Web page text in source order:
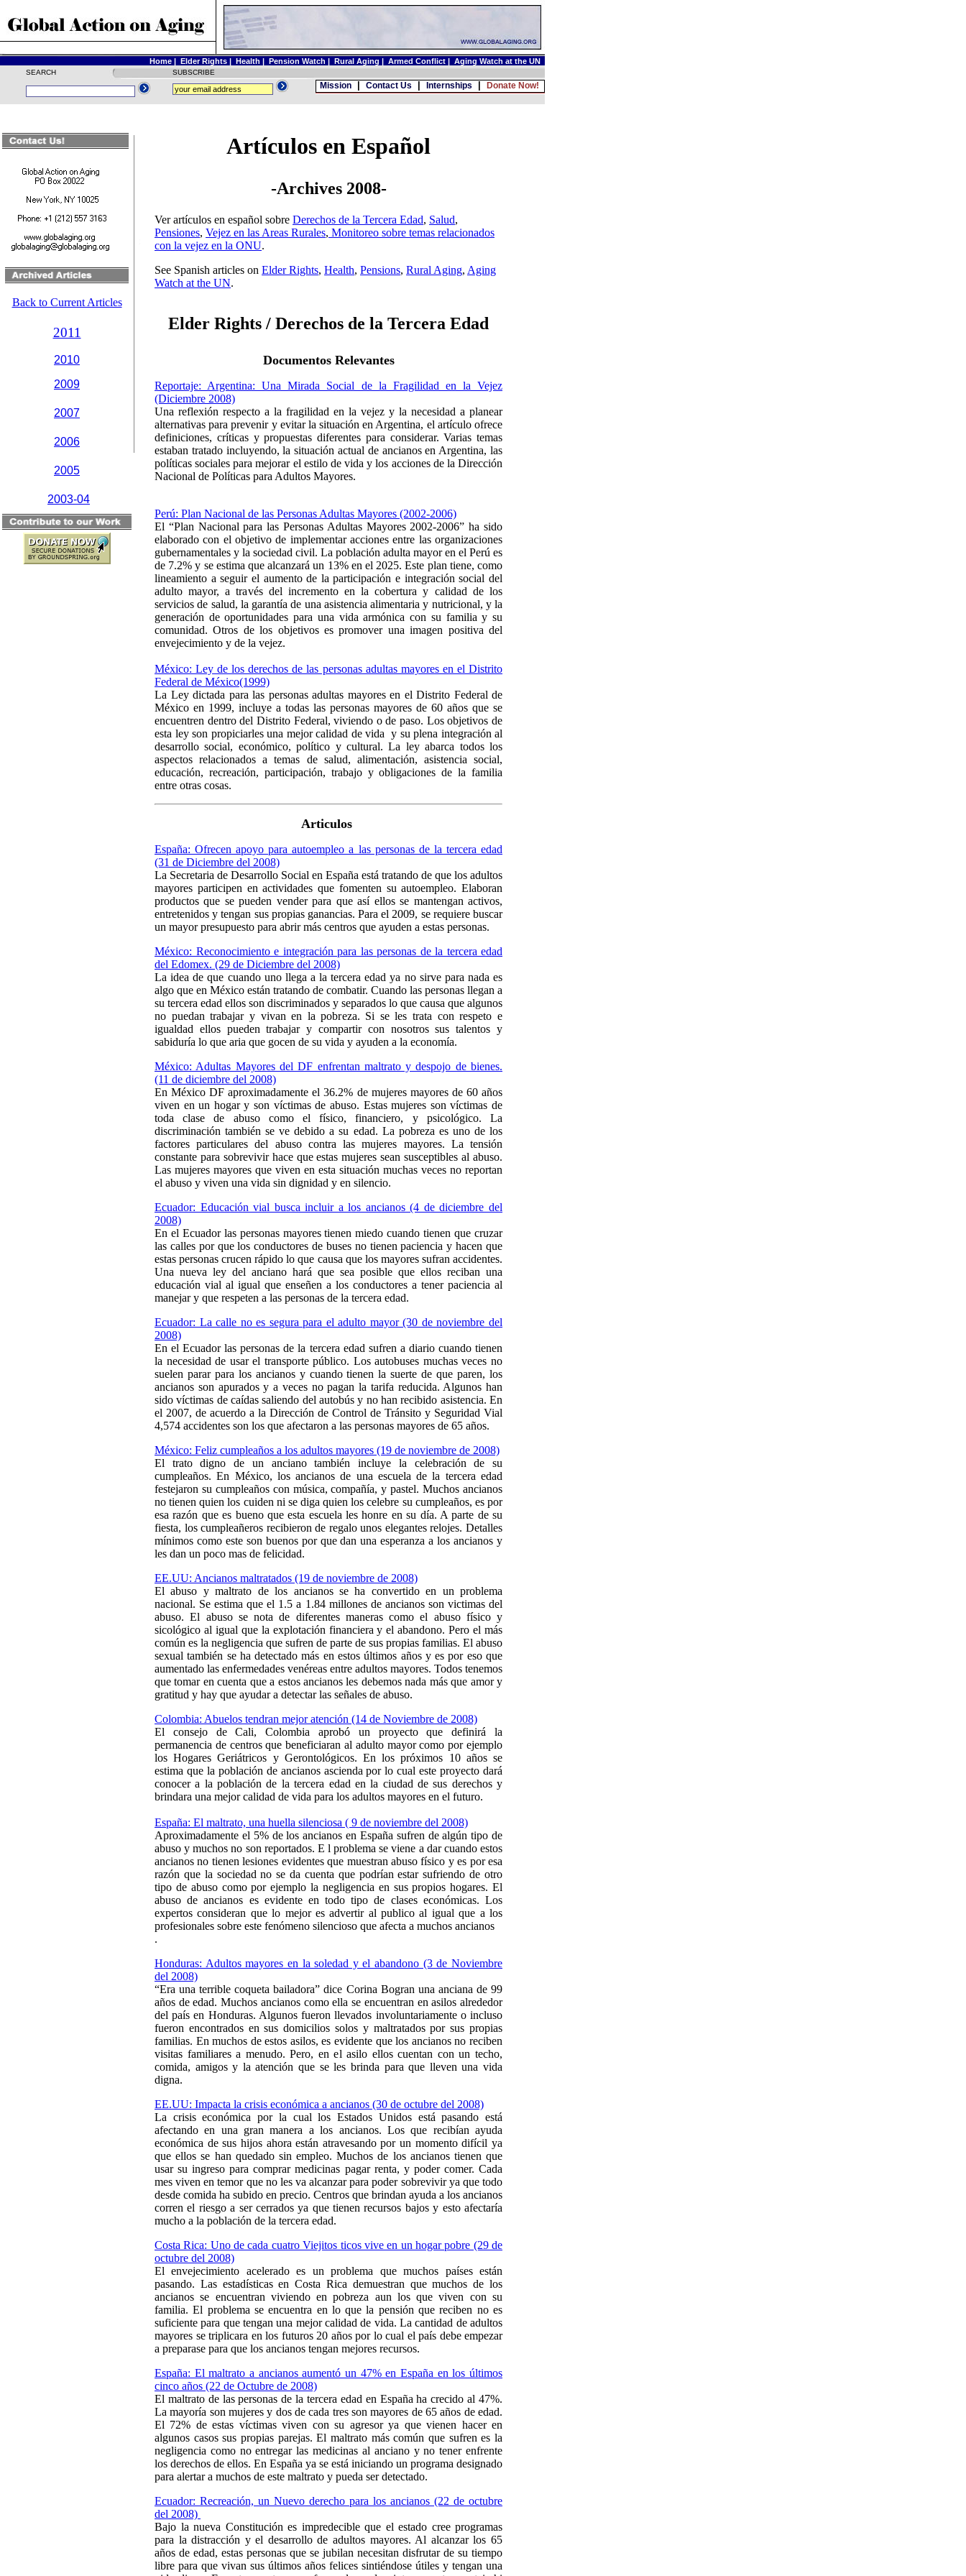
Home | Elder Rights | Health | Pension Watch | Rural Aging | Armed Conflict | Aging Watch at the UN
SEARCH SUBSCRIBE
Mission Contact Us Internships Donate Now!
Back to Current Articles
2011
2010
2009
2007
2006
2005
2003-04
Artículos en Español
-Archives 2008-
Ver artículos en español sobre Derechos de la Tercera Edad, Salud,
Pensiones, Vejez en las Areas Rurales, Monitoreo sobre temas relacionados
con la vejez en la ONU.
See Spanish articles on Elder Rights, Health, Pensions, Rural Aging, Aging
Watch at the UN.
Elder Rights / Derechos de la Tercera Edad
Documentos Relevantes
Reportaje: Argentina: Una Mirada Social de la Fragilidad en la Vejez
(Diciembre 2008)
Una reflexión respecto a la fragilidad en la vejez y la necesidad a planear
alternativas para prevenir y evitar la situación en Argentina, el artículo ofrece
definiciones, críticas y propuestas diferentes para considerar. Varias temas
estaban tratado incluyendo, la situación actual de ancianos en Argentina, las
políticas sociales para mejorar el estilo de vida y los acciones de la Dirección
Nacional de Políticas para Adultos Mayores.
Perú: Plan Nacional de las Personas Adultas Mayores (2002-2006)
El “Plan Nacional para las Personas Adultas Mayores 2002-2006” ha sido
elaborado con el objetivo de implementar acciones entre las organizaciones
gubernamentales y la sociedad civil. La población adulta mayor en el Perú es
de 7.2% y se estima que alcanzará un 13% en el 2025. Este plan tiene, como
lineamiento a seguir el aumento de la participación e integración social del
adulto mayor, a través del incremento en la cobertura y calidad de los
servicios de salud, la garantía de una asistencia alimentaria y nutricional, y la
generación de oportunidades para una vida armónica con su familia y su
comunidad. Otros de los objetivos es promover una imagen positiva del
envejecimiento y de la vejez.
México: Ley de los derechos de las personas adultas mayores en el Distrito
Federal de México(1999)
La Ley dictada para las personas adultas mayores en el Distrito Federal de
México en 1999, incluye a todas las personas mayores de 60 años que se
encuentren dentro del Distrito Federal, viviendo o de paso. Los objetivos de
esta ley son propiciarles una mejor calidad de vida y su plena integración al
desarrollo social, económico, político y cultural. La ley abarca todos los
aspectos relacionados a temas de salud, alimentación, asistencia social,
educación, recreación, participación, trabajo y obligaciones de la familia
entre otras cosas.
Articulos
España: Ofrecen apoyo para autoempleo a las personas de la tercera edad
(31 de Diciembre del 2008)
La Secretaria de Desarrollo Social en España está tratando de que los adultos
mayores participen en actividades que fomenten su autoempleo. Elaboran
productos que se pueden vender para que así ellos se mantengan activos,
entretenidos y tengan sus propias ganancias. Para el 2009, se requiere buscar
un mayor presupuesto para abrir más centros que ayuden a estas personas.
México: Reconocimiento e integración para las personas de la tercera edad
del Edomex. (29 de Diciembre del 2008)
La idea de que cuando uno llega a la tercera edad ya no sirve para nada es
algo que en México están tratando de combatir. Cuando las personas llegan a
su tercera edad ellos son discriminados y separados lo que causa que algunos
no puedan trabajar y vivan en la pobreza. Si se les trata con respeto e
igualdad ellos pueden trabajar y compartir con nosotros sus talentos y
sabiduría lo que aria que gocen de su vida y ayuden a la economía.
México: Adultas Mayores del DF enfrentan maltrato y despojo de bienes.
(11 de diciembre del 2008)
En México DF aproximadamente el 36.2% de mujeres mayores de 60 años
viven en un hogar y son víctimas de abuso. Estas mujeres son víctimas de
toda clase de abuso como el físico, financiero, y psicológico. La
discriminación también se ve debido a su edad. La pobreza es uno de los
factores particulares del abuso contra las mujeres mayores. La tensión
constante para sobrevivir hace que estas mujeres sean susceptibles al abuso.
Las mujeres mayores que viven en esta situación muchas veces no reportan
el abuso y viven una vida sin dignidad y en silencio.
Ecuador: Educación vial busca incluir a los ancianos (4 de diciembre del
2008)
En el Ecuador las personas mayores tienen miedo cuando tienen que cruzar
las calles por que los conductores de buses no tienen paciencia y hacen que
estas personas crucen rápido lo que causa que los mayores sufran accidentes.
Una nueva ley del anciano hará que sea posible que ellos reciban una
educación vial al igual que enseñen a los conductores a tener paciencia al
manejar y que respeten a las personas de la tercera edad.
Ecuador: La calle no es segura para el adulto mayor (30 de noviembre del
2008)
En el Ecuador las personas de la tercera edad sufren a diario cuando tienen
la necesidad de usar el transporte público. Los autobuses muchas veces no
suelen parar para los ancianos y cuando tienen la suerte de que paren, los
ancianos son apurados y a veces no pagan la tarifa reducida. Algunos han
sido víctimas de caídas saliendo del autobús y no han recibido asistencia. En
el 2007, de acuerdo a la Dirección de Control de Tránsito y Seguridad Vial
4,574 accidentes son los que afectaron a las personas mayores de 65 años.
México: Feliz cumpleaños a los adultos mayores (19 de noviembre de 2008)
El trato digno de un anciano también incluye la celebración de su
cumpleaños. En México, los ancianos de una escuela de la tercera edad
festejaron su cumpleaños con música, compañía, y pastel. Muchos ancianos
no tienen quien los cuiden ni se diga quien los celebre su cumpleaños, es por
esa razón que es bueno que esta escuela les honre en su día. A parte de su
fiesta, los cumpleañeros recibieron de regalo unos elegantes relojes. Detalles
mínimos como este son buenos por que dan una esperanza a los ancianos y
les dan un poco mas de felicidad.
EE.UU: Ancianos maltratados (19 de noviembre de 2008)
El abuso y maltrato de los ancianos se ha convertido en un problema
nacional. Se estima que el 1.5 a 1.84 millones de ancianos son victimas del
abuso. El abuso se nota de diferentes maneras como el abuso físico y
sicológico al igual que la explotación financiera y el abandono. Pero el más
común es la negligencia que sufren de parte de sus propias familias. El abuso
sexual también se ha detectado más en estos últimos años y es por eso que
aumentado las enfermedades venéreas entre adultos mayores. Todos tenemos
que tomar en cuenta que a estos ancianos les debemos nada más que amor y
gratitud y hay que ayudar a detectar las señales de abuso.
Colombia: Abuelos tendran mejor atención (14 de Noviembre de 2008)
El consejo de Cali, Colombia aprobó un proyecto que definirá la
permanencia de centros que beneficiaran al adulto mayor como por ejemplo
los Hogares Geriátricos y Gerontológicos. En los próximos 10 años se
estima que la población de ancianos ascienda por lo cual este proyecto dará
conocer a la población de la tercera edad en la ciudad de sus derechos y
brindara una mejor calidad de vida para los adultos mayores en el futuro.
España: El maltrato, una huella silenciosa ( 9 de noviembre del 2008)
Aproximadamente el 5% de los ancianos en España sufren de algún tipo de
abuso y muchos no son reportados. E l problema se viene a dar cuando estos
ancianos no tienen lesiones evidentes que muestran abuso físico y es por esa
razón que la sociedad no se da cuenta que podrían estar sufriendo de otro
tipo de abuso como por ejemplo la negligencia en sus propios hogares. El
abuso de ancianos es evidente en todo tipo de clases económicas. Los
expertos consideran que lo mejor es advertir al publico al igual que a los
profesionales sobre este fenómeno silencioso que afecta a muchos ancianos
.
Honduras: Adultos mayores en la soledad y el abandono (3 de Noviembre
del 2008)
“Era una terrible coqueta bailadora” dice Corina Bogran una anciana de 99
años de edad. Muchos ancianos como ella se encuentran en asilos alrededor
del país en Honduras. Algunos fueron llevados involuntariamente o incluso
fueron encontrados en sus domicilios solos y maltratados por sus propias
familias. En muchos de estos asilos, es evidente que los ancianos no reciben
visitas familiares a menudo. Pero, en el asilo ellos cuentan con un techo,
comida, amigos y la atención que se les brinda para que lleven una vida
digna.
EE.UU: Impacta la crisis económica a ancianos (30 de octubre del 2008)
La crisis económica por la cual los Estados Unidos está pasando está
afectando en una gran manera a los ancianos. Los que recibían ayuda
económica de sus hijos ahora están atravesando por un momento difícil ya
que ellos se han quedado sin empleo. Muchos de los ancianos tienen que
usar su ingreso para comprar medicinas pagar renta, y poder comer. Cada
mes viven en temor que no les va alcanzar para poder sobrevivir ya que todo
desde comida ha subido en precio. Centros que brindan ayuda a los ancianos
corren el riesgo a ser cerrados ya que tienen recursos bajos y esto afectaría
mucho a la población de la tercera edad.
Costa Rica: Uno de cada cuatro Viejitos ticos vive en un hogar pobre (29 de
octubre del 2008)
El envejecimiento acelerado es un problema que muchos países están
pasando. Las estadísticas en Costa Rica demuestran que muchos de los
ancianos se encuentran viviendo en pobreza aun los que viven con su
familia. El problema se encuentra en lo que la pensión que reciben no es
suficiente para que tengan una mejor calidad de vida. La cantidad de adultos
mayores se triplicara en los futuros 20 años por lo cual el país debe empezar
a preparase para que los ancianos tengan mejores recursos.
España: El maltrato a ancianos aumentó un 47% en España en los últimos
cinco años (22 de Octubre de 2008)
El maltrato de las personas de la tercera edad en España ha crecido al 47%.
La mayoría son mujeres y dos de cada tres son mayores de 65 años de edad.
El 72% de estas víctimas viven con su agresor ya que vienen hacer en
algunos casos sus propias parejas. El maltrato más común que sufren es la
negligencia como no entregar las medicinas al anciano y no tener enfrente
los derechos de ellos. En España ya se está iniciando un programa designado
para alertar a muchos de este maltrato y pueda ser detectado.
Ecuador: Recreación, un Nuevo derecho para los ancianos (22 de octubre
del 2008)
Bajo la nueva Constitución es impredecible que el estado cree programas
para la distracción y el desarrollo de adultos mayores. Al alcanzar los 65
años de edad, estas personas que se jubilan necesitan disfrutar de su tiempo
libre para que vivan sus últimos años felices sintiéndose útiles y tengan una